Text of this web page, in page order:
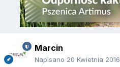
Marcin
Napisano 20 Kwietnia 2016